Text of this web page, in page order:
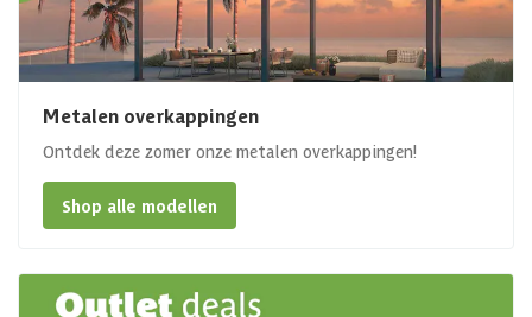
Metalen overkappingen
Ontdek deze zomer onze metalen overkappingen!
Shop alle modellen